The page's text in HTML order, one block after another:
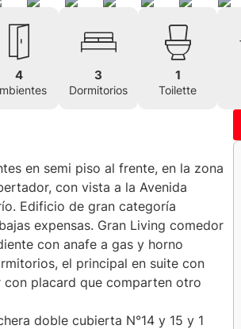
4 3
Dormitorios
1
Toilette
en semi piso al frente, en la zona
con vista a la Avenida
Edificio de gran categoría
expensas. Gran Living comedor
con anafe a gas y horno
el principal en suite con
placard que comparten otro
doble cubierta N°14 y 15 y 1